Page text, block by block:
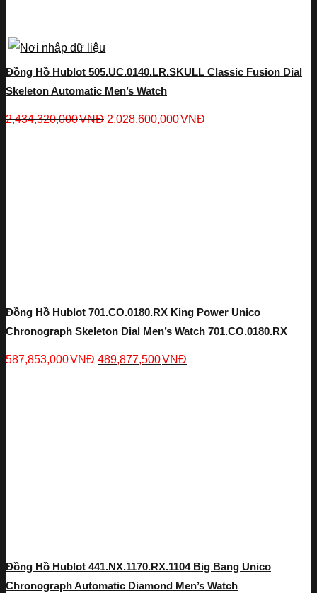
Đồng Hồ Hublot 505.UC.0140.LR.SKULL Classic Fusion Dial
Skeleton Automatic Men’s Watch
2,434,320,000VNĐ 2,028,600,000VNĐ
Đồng Hồ Hublot 701.CO.0180.RX King Power Unico
Chronograph Skeleton Dial Men’s Watch 701.CO.0180.RX
587,853,000VNĐ 489,877,500VNĐ
Đồng Hồ Hublot 441.NX.1170.RX.1104 Big Bang Unico
Chronograph Automatic Diamond Men’s Watch